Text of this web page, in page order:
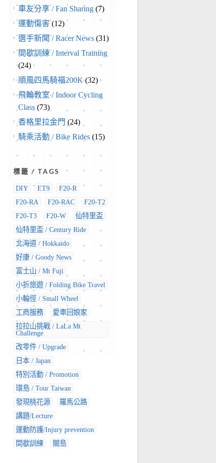
車友分享 / Fan Sharing (7)
運動傷害(12)
選手新聞 / Racer News (31)
間歇訓練 / Interval Training
(24)
順風四馬騎福200K(32)
飛輪教室 / Indoor Cycling
Class (73)
香格里拉金門 (24)
騎乘活動 / Bike Rides (15)
標籤 / TAGS
DIY ET9
F20-R
F20-RA
F20-RAC
F20-T2
F20-T3
F20-W
仙特里盃
仙特里盃 / Century Ride
北海道 / Hokkaido
好康 / Goody News
富士山 / Mt Fuji
小折旅遊 / Folding Bike Travel
小輪徑 / Small Wheel
工商服務
愛車回娘家
拉拉山挑戰 / LaLa Mt
Challenge
改零件 / Upgrade
日本 / Japan
特別活動 / Promotion
環島 / Tour Taiwan
發現桃花源
羅馬公路
講題/Lecture
運動防護/Injury prevention
間歇訓練
關島